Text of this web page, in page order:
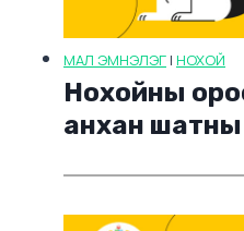
МАЛ ЭМНЭЛЭГ | НОХОЙ
Нохойны
анхан шатны